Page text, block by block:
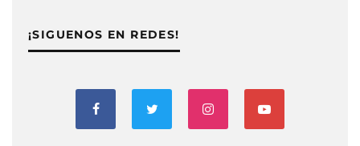
¡SIGUENOS EN REDES!